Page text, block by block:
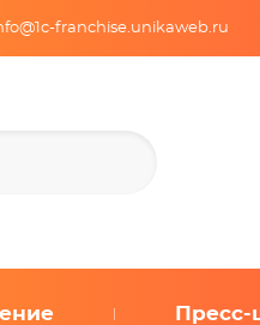
franchise.unikaweb.ru
Пресс-